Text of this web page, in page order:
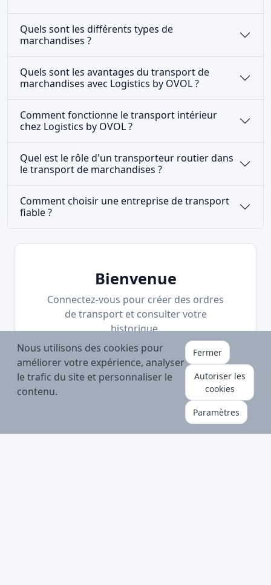
Quels sont les différents types de
marchandises ?
Quels sont les avantages du transport de
marchandises avec Logistics by OVOL ?
Comment fonctionne le transport intérieur
chez Logistics by OVOL ?
Quel est le rôle d'un transporteur routier dans
le transport de marchandises ?
Comment choisir une entreprise de transport
fiable ?
Bienvenue
Connectez-vous pour créer des ordres
de transport et consulter votre
historique.
Connectez vous pour commencer
Nous utilisons des cookies pour
améliorer votre expérience, analyser
le trafic du site et personnaliser le
contenu.
Fermer
Autoriser les
cookies
Paramètres